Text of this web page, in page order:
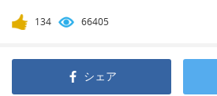
134 66405
シェア